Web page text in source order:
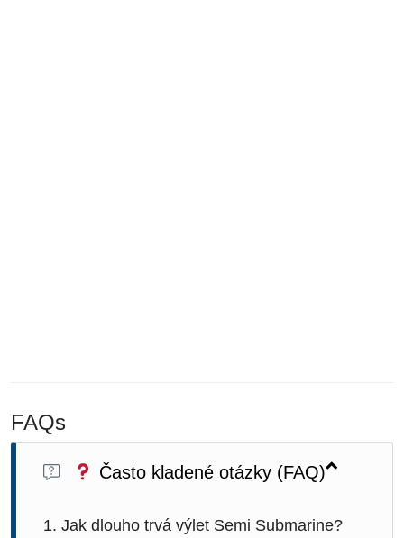
FAQs
Často kladené otázky (FAQ)
1. Jak dlouho trvá výlet Semi Submarine?